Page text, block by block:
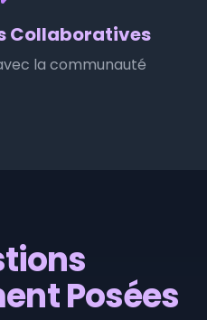
Collaboratives
la communauté
Posées